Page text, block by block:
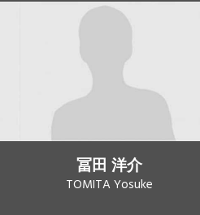
冨田 洋介
TOMITA Yosuke